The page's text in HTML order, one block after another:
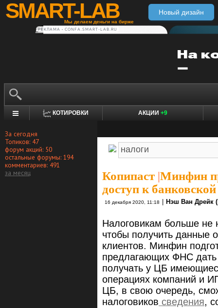
SMART-LAB
Мы делаем деньги на бирже
Новый дизайн
РЕКЛАМА • CONFA.SMART-LAB.RU
КОТИРОВКИ АКЦИИ +9
За сегодня
Топиков: 47
форум акций: 50
остальные форумы: 194
комментариев: 491
за месяц
Копипаст |Минфин
доступ к
16 декабря 2020, 11:18 Нэш Ван Дрейк
Налоговикам больше не
чтобы получить данные
клиентов. Минфин
предлагающих ФНС
получать у ЦБ
операциях компаний и
ЦБ, в свою очередь,
налоговиков сведения,